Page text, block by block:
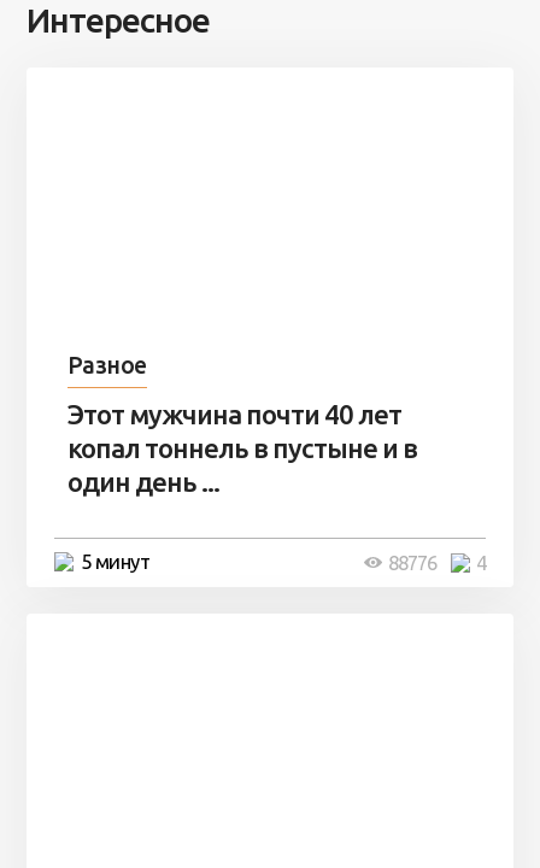
Интересное
Разное
Этот мужчина почти 40 лет
копал тоннель в пустыне и в
один день ...
5 минут 4
88776